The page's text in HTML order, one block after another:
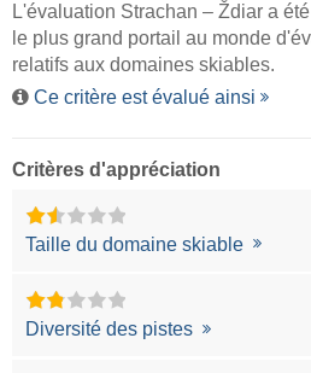
L'évaluation Strachan – Ždiar a
le plus grand portail au monde
relatifs aux domaines skiables.
Ce critère est évalué ainsi
Critères d'appréciation
Taille du domaine skiable
Diversité des pistes